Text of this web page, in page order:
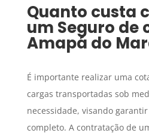
Quanto custa
um Seguro de
Amapá do
É importante realizar uma
cargas transportadas sob
necessidade, visando
completo. A contratação de